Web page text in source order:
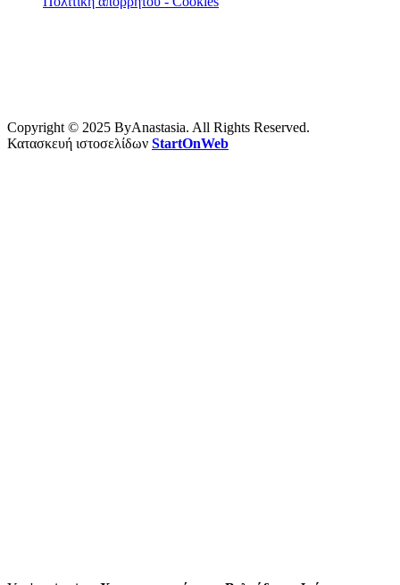
Copyright © 2025 ByAnastasia. All Rights Reserved.
Κατασκευή ιστοσελίδων StartOnWeb